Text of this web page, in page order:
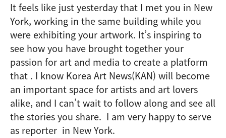
It feels like just yesterday that I met you in New
York, working in the same building while you
were exhibiting your artwork. It’s inspiring to
see how you have brought together your
passion for art and media to create a platform
that . I know Korea Art News(KAN) will become
an important space for artists and art lovers
alike, and I can’t wait to follow along and see all
the stories you share. I am very happy to serve
as reporter in New York.